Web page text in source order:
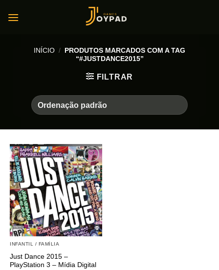
INÍCIO / PRODUTOS MARCADOS COM A TAG
“#JUSTDANCE2015”
FILTRAR
INFANTIL / FAMÍLIA
Just Dance 2015 –
PlayStation 3 – Mídia Digital